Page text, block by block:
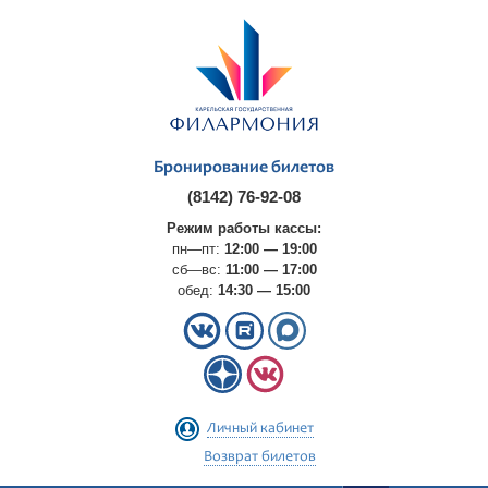
Бронирование билетов
(8142) 76-92-08
Режим работы кассы:
пн—пт: 12:00 — 19:00
сб—вс: 11:00 — 17:00
обед: 14:30 — 15:00
Личный кабинет
Возврат билетов